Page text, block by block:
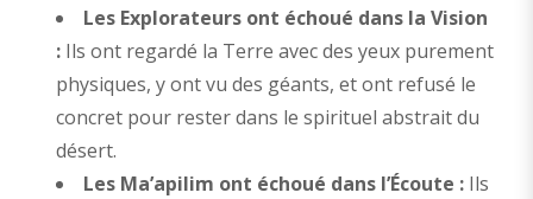
Les Explorateurs ont échoué dans la Vision
: Ils ont regardé la Terre avec des yeux purement
physiques, y ont vu des géants, et ont refusé le
concret pour rester dans le spirituel abstrait du
désert.
Les Ma’apilim ont échoué dans l’Écoute : Ils